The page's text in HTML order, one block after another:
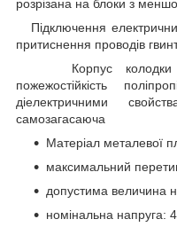
розрізана на блоки з
Підключення
притиснення проводів
Корпус колодки
пожежостійкість
діелектричними
самозагасаюча
Матеріал металевої
максимальний
допустима величина
номінальна напруга: